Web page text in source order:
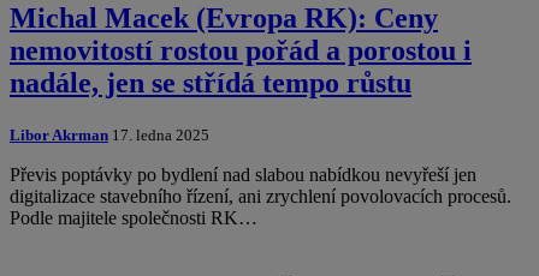
Michal Macek (Evropa RK): Ceny
nemovitostí rostou pořád a porostou i
nadále, jen se střídá tempo růstu
Libor Akrman 17. ledna 2025
Převis poptávky po bydlení nad slabou nabídkou nevyřeší jen
digitalizace stavebního řízení, ani zrychlení povolovacích procesů.
Podle majitele společnosti RK…